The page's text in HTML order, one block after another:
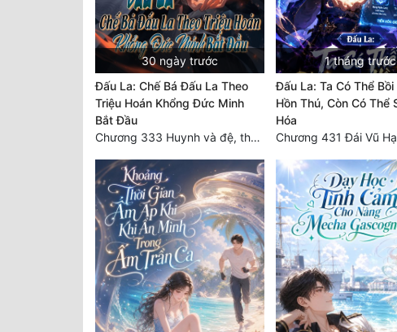
30 ngày trước
Đấu La: Chế Bá Đấu La Theo
Triệu Hoán Khổng Đức Minh
Bắt Đầu
Chương 333 Huynh và đệ, thần và quân
1 tháng trước
Đấu La: Ta Có Thể
Hồn Thú, Còn Có Thể
Hóa